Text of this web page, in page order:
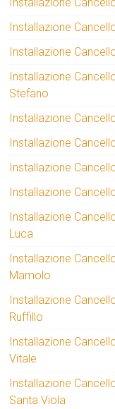
Installazione
Installazione
Installazione
Installazione
Stefano
Installazione
Installazione
Installazione
Installazione
Installazione
Luca
Installazione
Mamolo
Installazione
Ruffillo
Installazione
Vitale
Installazione
Santa Viola